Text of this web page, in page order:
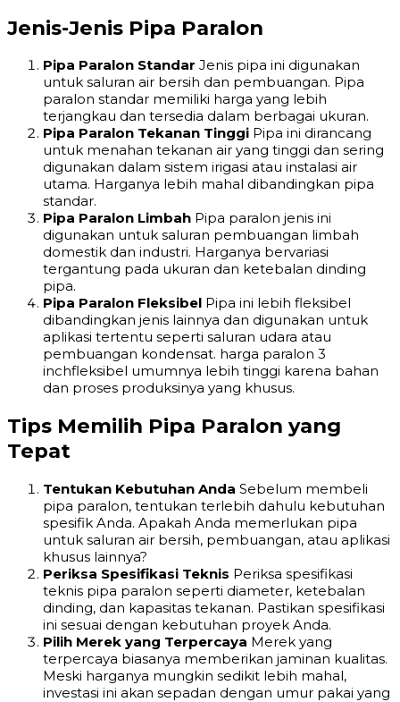
Jenis-Jenis Pipa Paralon
Pipa Paralon Standar Jenis pipa ini digunakan
untuk saluran air bersih dan pembuangan. Pipa
paralon standar memiliki harga yang lebih
terjangkau dan tersedia dalam berbagai ukuran.
Pipa Paralon Tekanan Tinggi Pipa ini dirancang
untuk menahan tekanan air yang tinggi dan sering
digunakan dalam sistem irigasi atau instalasi air
utama. Harganya lebih mahal dibandingkan pipa
standar.
Pipa Paralon Limbah Pipa paralon jenis ini
digunakan untuk saluran pembuangan limbah
domestik dan industri. Harganya bervariasi
tergantung pada ukuran dan ketebalan dinding
pipa.
Pipa Paralon Fleksibel Pipa ini lebih fleksibel
dibandingkan jenis lainnya dan digunakan untuk
aplikasi tertentu seperti saluran udara atau
pembuangan kondensat. harga paralon 3
inchfleksibel umumnya lebih tinggi karena bahan
dan proses produksinya yang khusus.
Tips Memilih Pipa Paralon yang
Tepat
Tentukan Kebutuhan Anda Sebelum membeli
pipa paralon, tentukan terlebih dahulu kebutuhan
spesifik Anda. Apakah Anda memerlukan pipa
untuk saluran air bersih, pembuangan, atau aplikasi
khusus lainnya?
Periksa Spesifikasi Teknis Periksa spesifikasi
teknis pipa paralon seperti diameter, ketebalan
dinding, dan kapasitas tekanan. Pastikan spesifikasi
ini sesuai dengan kebutuhan proyek Anda.
Pilih Merek yang Terpercaya Merek yang
terpercaya biasanya memberikan jaminan kualitas.
Meski harganya mungkin sedikit lebih mahal,
investasi ini akan sepadan dengan umur pakai yang